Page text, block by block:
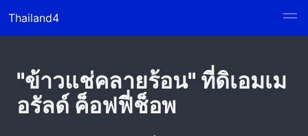
Thailand4
"ข้าวแช่คลายร้อน" ที่ดิเอมเม
อรัลด์ ค็อฟฟี่ช็อพ